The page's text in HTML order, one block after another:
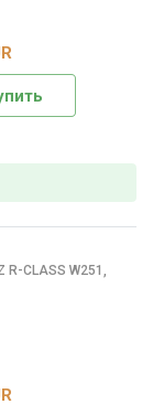
R-CLASS W251,